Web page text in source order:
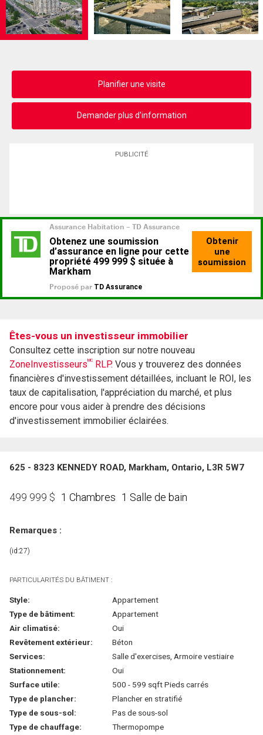
Planifier une visite
Demander plus d'information
PUBLICITÉ
Êtes-vous un investisseur immobilier
Consultez cette inscription sur notre nouveau
ZoneInvestisseursMC RLP. Vous y trouverez des données
financières d'investissement détaillées, incluant le ROI, les
taux de capitalisation, l'appréciation du marché, et plus
encore pour vous aider à prendre des décisions
d'investissement immobilier éclairées.
625 - 8323 KENNEDY ROAD, Markham, Ontario, L3R 5W7
499 999 $ 1 Chambres 1 Salle de bain
Remarques :
(id:27)
PARTICULARITÉS DU BÂTIMENT :
Style:
Appartement
Type de bâtiment:
Appartement
Air climatisé:
Oui
Revêtement extérieur:
Béton
Services:
Salle d'exercises, Armoire vestiaire
Stationnement:
Oui
Surface utile:
500 - 599 sqft Pieds carrés
Type de plancher:
Plancher en stratifié
Type de sous-sol:
Pas de sous-sol
Type de chauffage:
Thermopompe